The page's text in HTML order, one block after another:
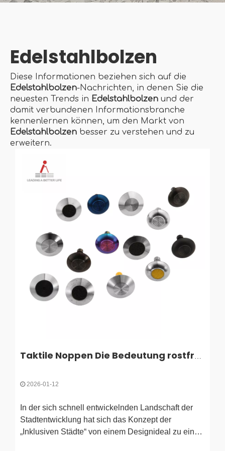
Edelstahlbolzen
Diese Informationen beziehen sich auf die
Edelstahlbolzen-Nachrichten, in denen Sie die
neuesten Trends in Edelstahlbolzen und der
damit verbundenen Informationsbranche
kennenlernen können, um den Markt von
Edelstahlbolzen besser zu verstehen und zu
erweitern.
Taktile Noppen Die Bedeutung rostfreier taktiler Warnnoppen in öffentlichen Räumen
2026-01-12
In der sich schnell entwickelnden Landschaft der
Stadtentwicklung hat sich das Konzept der
„Inklusiven Städte“ von einem Designideal zu einer